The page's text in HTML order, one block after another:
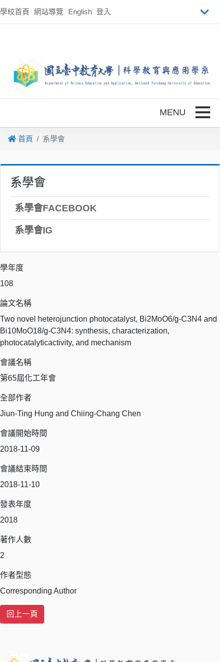
學校首頁 網站導覽 English 登入
首頁 系學會
系學會
系學會FACEBOOK
系學會IG
學年度
108
論文名稱
Two novel heterojunction photocatalyst, Bi2MoO6/g-C3N4 and
Bi10MoO18/g-C3N4: synthesis, characterization,
photocatalyticactivity, and mechanism
會議名稱
第65屆化工年會
全部作者
Jiun-Ting Hung and Chiing-Chang Chen
會議開始時間
2018-11-09
會議結束時間
2018-11-10
發表年度
2018
著作人數
2
作者型態
Corresponding Author